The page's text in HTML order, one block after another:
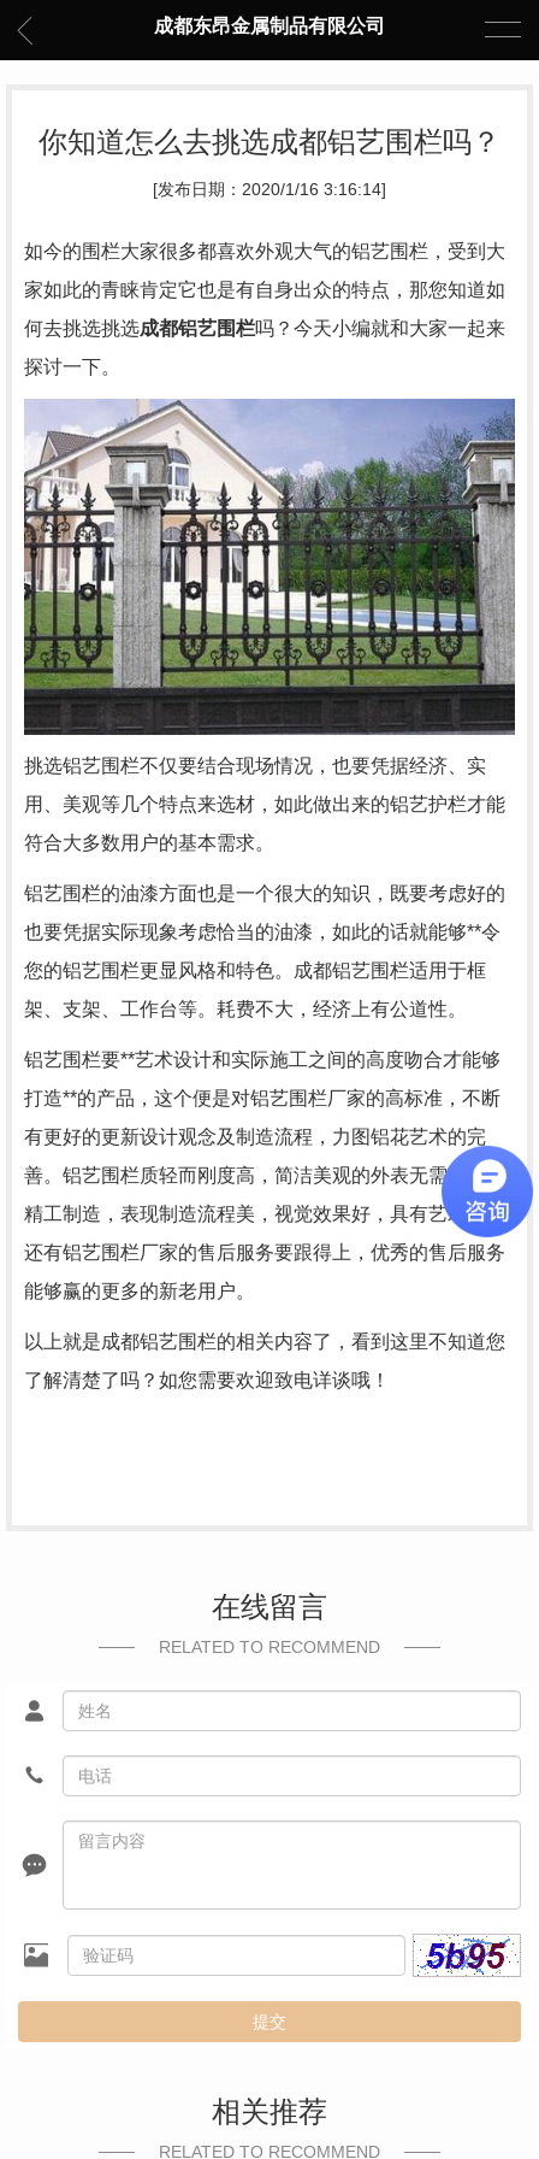
成都东昂金属制品有限公司
你知道怎么去挑选成都铝艺围栏吗？
[发布日期：2020/1/16 3:16:14]
如今的围栏大家很多都喜欢外观大气的铝艺围栏，受到大
家如此的青睐肯定它也是有自身出众的特点，那您知道如
何去挑选挑选成都铝艺围栏吗？今天小编就和大家一起来
探讨一下。
挑选铝艺围栏不仅要结合现场情况，也要凭据经济、实
用、美观等几个特点来选材，如此做出来的铝艺护栏才能
符合大多数用户的基本需求。
铝艺围栏的油漆方面也是一个很大的知识，既要考虑好的
也要凭据实际现象考虑恰当的油漆，如此的话就能够**令
您的铝艺围栏更显风格和特色。成都铝艺围栏适用于框
架、支架、工作台等。耗费不大，经济上有公道性。
铝艺围栏要**艺术设计和实际施工之间的高度吻合才能够
打造**的产品，这个便是对铝艺围栏厂家的高标准，不断
有更好的更新设计观念及制造流程，力图铝花艺术的完
善。铝艺围栏质轻而刚度高，简洁美观的外表无需油漆。
精工制造，表现制造流程美，视觉效果好，具有艺术美。
还有铝艺围栏厂家的售后服务要跟得上，优秀的售后服务
能够赢的更多的新老用户。
以上就是成都铝艺围栏的相关内容了，看到这里不知道您
了解清楚了吗？如您需要欢迎致电详谈哦！
在线留言
RELATED TO RECOMMEND
提交
相关推荐
RELATED TO RECOMMEND